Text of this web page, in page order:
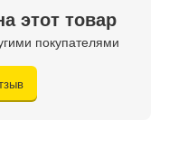
этот товар
покупателями